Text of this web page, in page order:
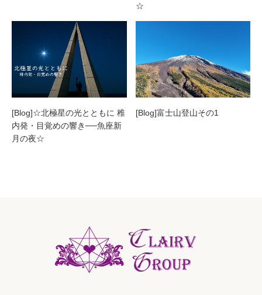
☆
[Blog]☆北極星の光とともに 稚
内発・目覚めの響き──魚座新
月の夜☆
[Blog]富士山登山その1